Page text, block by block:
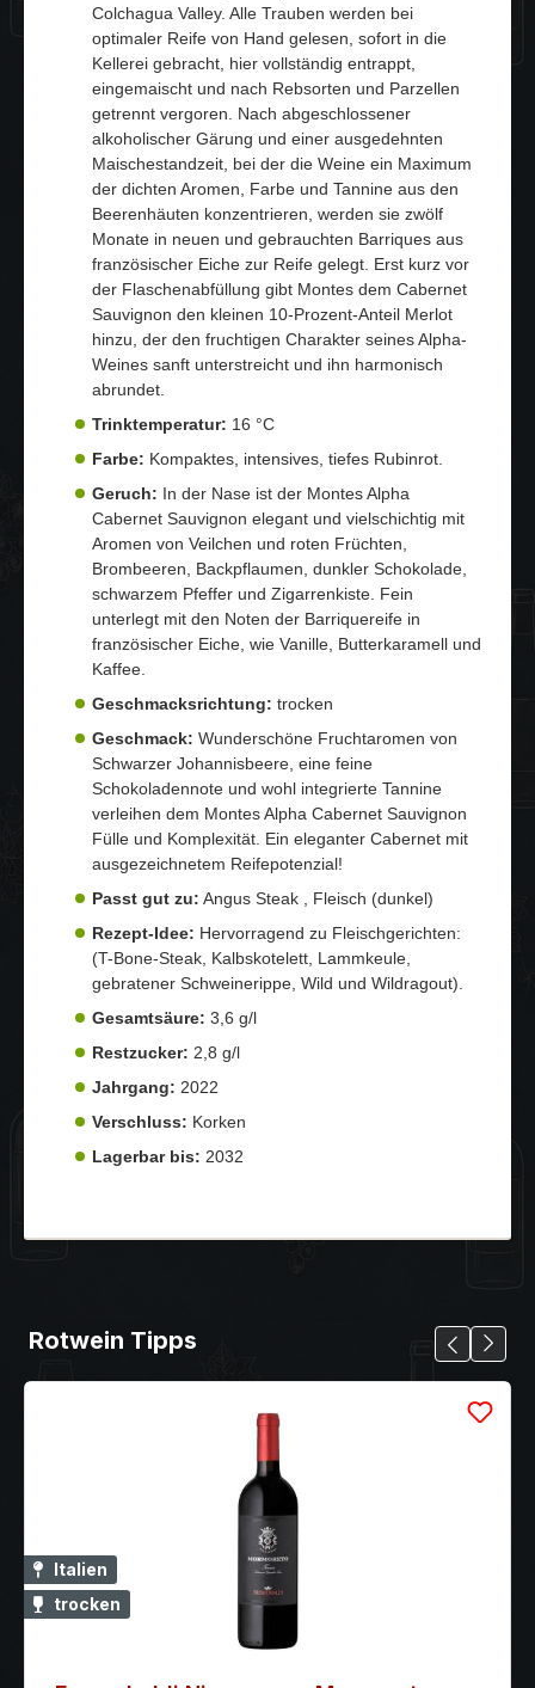
Colchagua Valley. Alle Trauben werden bei
optimaler Reife von Hand gelesen, sofort in die
Kellerei gebracht, hier vollständig entrappt,
eingemaischt und nach Rebsorten und Parzellen
getrennt vergoren. Nach abgeschlossener
alkoholischer Gärung und einer ausgedehnten
Maischestandzeit, bei der die Weine ein Maximum
der dichten Aromen, Farbe und Tannine aus den
Beerenhäuten konzentrieren, werden sie zwölf
Monate in neuen und gebrauchten Barriques aus
französischer Eiche zur Reife gelegt. Erst kurz vor
der Flaschenabfüllung gibt Montes dem Cabernet
Sauvignon den kleinen 10-Prozent-Anteil Merlot
hinzu, der den fruchtigen Charakter seines Alpha-
Weines sanft unterstreicht und ihn harmonisch
abrundet.
Trinktemperatur: 16 °C
Farbe: Kompaktes, intensives, tiefes Rubinrot.
Geruch: In der Nase ist der Montes Alpha
Cabernet Sauvignon elegant und vielschichtig mit
Aromen von Veilchen und roten Früchten,
Brombeeren, Backpflaumen, dunkler Schokolade,
schwarzem Pfeffer und Zigarrenkiste. Fein
unterlegt mit den Noten der Barriquereife in
französischer Eiche, wie Vanille, Butterkaramell und
Kaffee.
Geschmacksrichtung: trocken
Geschmack: Wunderschöne Fruchtaromen von
Schwarzer Johannisbeere, eine feine
Schokoladennote und wohl integrierte Tannine
verleihen dem Montes Alpha Cabernet Sauvignon
Fülle und Komplexität. Ein eleganter Cabernet mit
ausgezeichnetem Reifepotenzial!
Passt gut zu: Angus Steak , Fleisch (dunkel)
Rezept-Idee: Hervorragend zu Fleischgerichten:
(T-Bone-Steak, Kalbskotelett, Lammkeule,
gebratener Schweinerippe, Wild und Wildragout).
Gesamtsäure: 3,6 g/l
Restzucker: 2,8 g/l
Jahrgang: 2022
Verschluss: Korken
Lagerbar bis: 2032
Rotwein Tipps
Italien
trocken